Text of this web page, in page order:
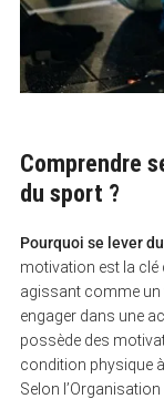
Comprendre
du sport ?
Pourquoi se lever
motivation est la clé
agissant comme
engager dans une
possède des
condition physique
Selon